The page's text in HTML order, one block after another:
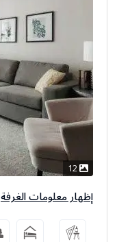
إظهار معلومات الغرفة